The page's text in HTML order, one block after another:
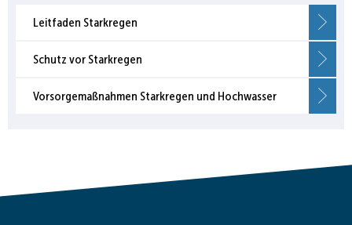
Leitfaden Starkregen
Schutz vor Starkregen
Vorsorgemaßnahmen Starkregen und Hochwasser